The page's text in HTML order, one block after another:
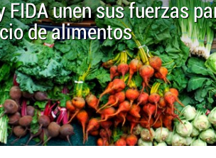
FIDA unen sus fuerzas
de alimentos